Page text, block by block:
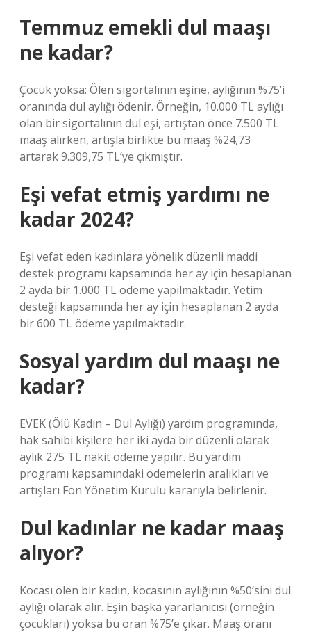
Temmuz emekli dul maaşı
ne kadar?
Çocuk yoksa: Ölen sigortalının eşine, aylığının %75’i
oranında dul aylığı ödenir. Örneğin, 10.000 TL aylığı
olan bir sigortalının dul eşi, artıştan önce 7.500 TL
maaş alırken, artışla birlikte bu maaş %24,73
artarak 9.309,75 TL’ye çıkmıştır.
Eşi vefat etmiş yardımı ne
kadar 2024?
Eşi vefat eden kadınlara yönelik düzenli maddi
destek programı kapsamında her ay için hesaplanan
2 ayda bir 1.000 TL ödeme yapılmaktadır. Yetim
desteği kapsamında her ay için hesaplanan 2 ayda
bir 600 TL ödeme yapılmaktadır.
Sosyal yardım dul maaşı ne
kadar?
EVEK (Ölü Kadın – Dul Aylığı) yardım programında,
hak sahibi kişilere her iki ayda bir düzenli olarak
aylık 275 TL nakit ödeme yapılır. Bu yardım
programı kapsamındaki ödemelerin aralıkları ve
artışları Fon Yönetim Kurulu kararıyla belirlenir.
Dul kadınlar ne kadar maaş
alıyor?
Kocası ölen bir kadın, kocasının aylığının %50’sini dul
aylığı olarak alır. Eşin başka yararlanıcısı (örneğin
çocukları) yoksa bu oran %75’e çıkar. Maaş oranı